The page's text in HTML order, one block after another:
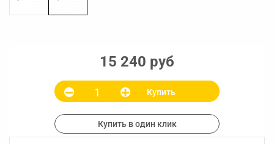
15 240 руб
Купить
Купить в один клик